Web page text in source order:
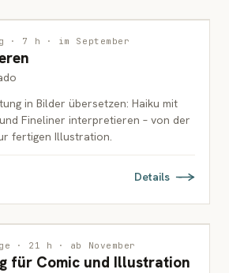
· 7 h · im September
in Bilder übersetzen: Haiku mit
Fineliner interpretieren – von der
fertigen Illustration.
Details
· 21 h · ab November
für Comic und Illustration